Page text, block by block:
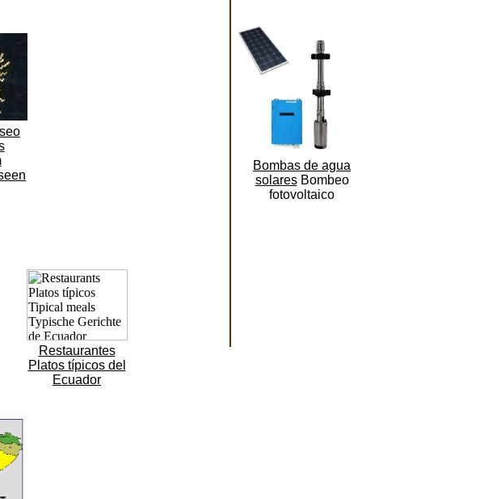
Restaurantes
Platos típicos del
Ecuador
Bombas de agua
solaresBombeo
fotovoltaico